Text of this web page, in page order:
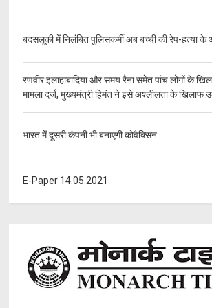
बदसलूकी में निलंबित पुलिसकर्मी अब बच्ची की रेप-हत्या के
रणवीर इलाहाबादिया और समय रैना समेत पांच लोगों के
मामला दर्ज, मुख्यमंत्री हिमंत ने इसे अश्लीलता के खिलाफ
भारत में दूसरी कंपनी भी बनाएगी कोवैक्सिन
E-Paper 14.05.2021